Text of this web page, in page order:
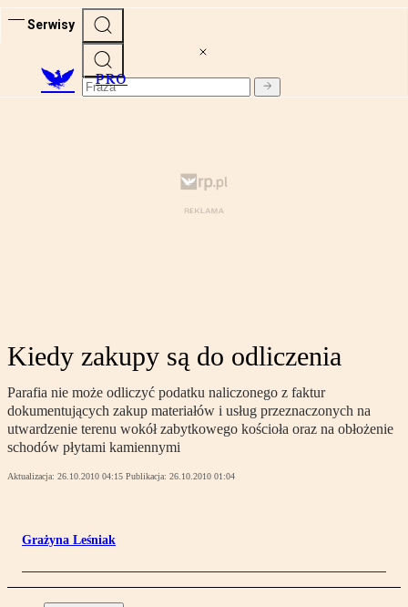
Serwisy
PRO
Kiedy zakupy są do odliczenia
Parafia nie może odliczyć podatku naliczonego z faktur
dokumentujących zakup materiałów i usług przeznaczonych na
utwardzenie terenu wokół zabytkowego kościoła oraz na obłożenie
schodów płytami kamiennymi
Aktualizacja: 26.10.2010 04:15 Publikacja: 26.10.2010 01:04
Grażyna Leśniak